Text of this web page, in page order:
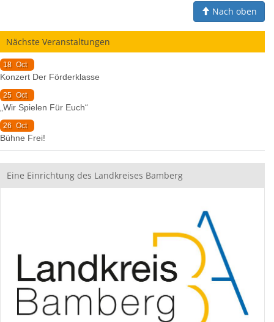
Nach oben
Nächste Veranstaltungen
18 Oct
Konzert Der Förderklasse
25 Oct
„Wir Spielen Für Euch“
26 Oct
Bühne Frei!
Eine Einrichtung des Landkreises Bamberg